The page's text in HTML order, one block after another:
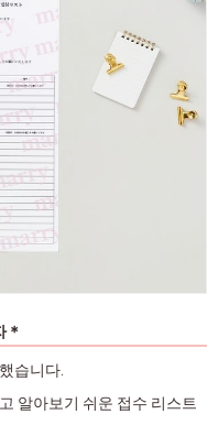
＊
습니다.
알아보기 쉬운 접수 리스트